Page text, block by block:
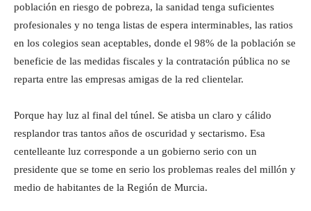
población en riesgo de pobreza, la sanidad tenga suficientes
profesionales y no tenga listas de espera interminables, las ratios
en los colegios sean aceptables, donde el 98% de la población se
beneficie de las medidas fiscales y la contratación pública no se
reparta entre las empresas amigas de la red clientelar.
Porque hay luz al final del túnel. Se atisba un claro y cálido
resplandor tras tantos años de oscuridad y sectarismo. Esa
centelleante luz corresponde a un gobierno serio con un
presidente que se tome en serio los problemas reales del millón y
medio de habitantes de la Región de Murcia.